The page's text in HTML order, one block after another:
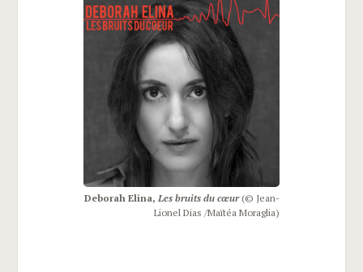
Debo­rah Eli­na, Les bruits du cœur (© Jean-
Lio­nel Dias /​Maï­téa Moraglia)